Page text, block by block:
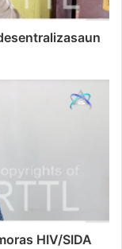
HIV/SIDA